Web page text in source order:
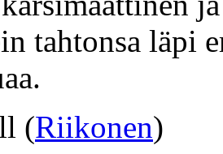
tahtonsa läpi
(Riikonen)